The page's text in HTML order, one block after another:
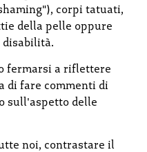
corpi tatuati,
della pelle oppure
disabilità.
fermarsi a riflettere
di fare commenti di
sull'aspetto delle
noi, contrastare il